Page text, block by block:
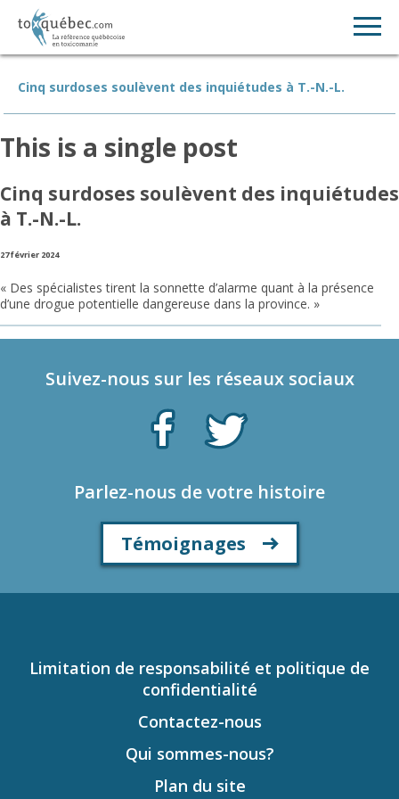
Cinq surdoses soulèvent des inquiétudes à T.-N.-L.
This is a single post
Cinq surdoses soulèvent des inquiétudes
à T.-N.-L.
27 février 2024
« Des spécialistes tirent la sonnette d’alarme quant à la présence
d’une drogue potentielle dangereuse dans la province. »
Suivez-nous sur les réseaux sociaux
Parlez-nous de votre histoire
Témoignages
Limitation de responsabilité et politique de
confidentialité
Contactez-nous
Qui sommes-nous?
Plan du site